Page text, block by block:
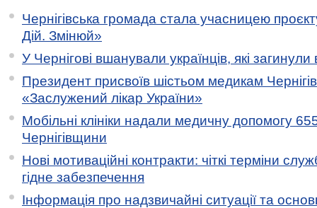
Чернігівська громада стала учасницею
Дій. Змінюй»
У Чернігові вшанували українців, які загинули
Президент присвоїв шістьом медикам
«Заслужений лікар України»
Мобільні клініки надали медичну допомогу
Чернігівщини
Нові мотиваційні контракти: чіткі терміни
гідне забезпечення
Інформація про надзвичайні ситуації та